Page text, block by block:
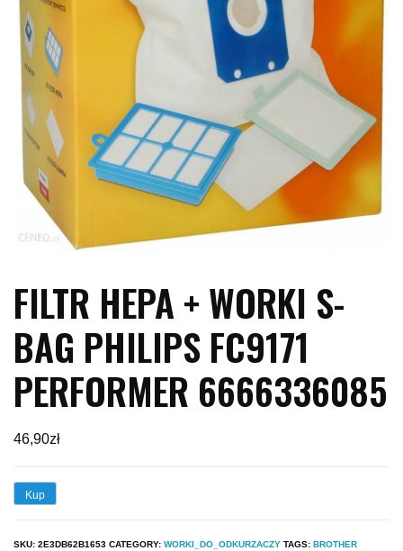
FILTR HEPA + WORKI S-
BAG PHILIPS FC9171
PERFORMER 6666336085
46,90zł
Kup
SKU: 2E3DB62B1653 CATEGORY: WORKI_DO_ODKURZACZY TAGS: BROTHER